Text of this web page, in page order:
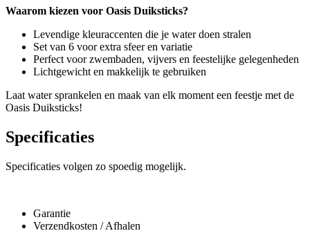
Waarom kiezen voor Oasis Duiksticks?
Levendige kleuraccenten die je water doen stralen
Set van 6 voor extra sfeer en variatie
Perfect voor zwembaden, vijvers en feestelijke gelegenheden
Lichtgewicht en makkelijk te gebruiken
Laat water sprankelen en maak van elk moment een feestje met de
Oasis Duiksticks!
Specificaties
Specificaties volgen zo spoedig mogelijk.
Garantie
Verzendkosten / Afhalen